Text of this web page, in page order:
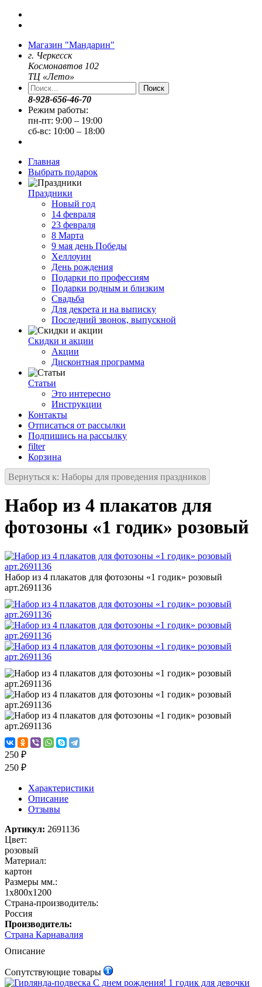
Магазин "Мандарин"
г. Черкесск
Космонавтов 102
ТЦ «Лето»
Поиск
8-928-656-46-70
Режим работы:
пн-пт: 9:00 – 19:00
сб-вс: 10:00 – 18:00
Главная
Выбрать подарок
Праздники
Новый год
14 февраля
23 февраля
8 Марта
9 мая день Победы
Хеллоуин
День рождения
Подарки по профессиям
Подарки родным и близким
Свадьба
Для декрета и на выписку
Последний звонок, выпускной
Скидки и акции
Акции
Дисконтная программа
Статьи
Это интересно
Инструкции
Контакты
Отписаться от рассылки
Подпишись на рассылку
filter
Корзина
Вернуться к: Наборы для проведения праздников
Набор из 4 плакатов для
фотозоны «1 годик» розовый
Набор из 4 плакатов для фотозоны «1 годик» розовый
арт.2691136
250 ₽
250 ₽
Характеристики
Описание
Отзывы
Артикул: 2691136
Цвет:
розовый
Материал:
картон
Размеры мм.:
1х800х1200
Страна-производитель:
Россия
Производитель:
Страна Карнавалия
Описание
Сопутствующие товары